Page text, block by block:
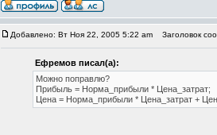
Добавлено: Вт Ноя 22, 2005 5:22 am Заголовок
Ефремов писал(а):
Можно поправлю?
Прибыль = Норма_прибыли * Цена_затрат;
Цена = Норма_прибыли * Цена_затрат +